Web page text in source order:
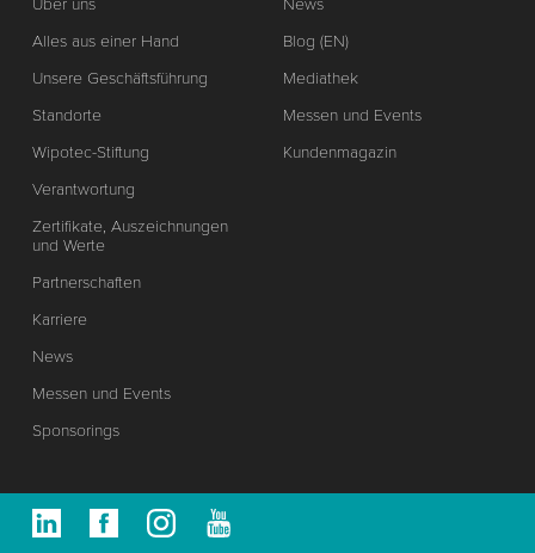
Über uns
Alles aus einer Hand
Unsere Geschäftsführung
Standorte
Wipotec-Stiftung
Verantwortung
Zertifikate, Auszeichnungen
und Werte
Partnerschaften
Karriere
News
Messen und Events
Sponsorings
News
Blog (EN)
Mediathek
Messen und Events
Kundenmagazin